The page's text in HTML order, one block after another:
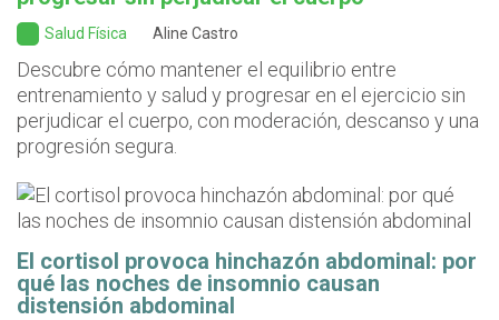
Salud Física Aline Castro
Descubre cómo mantener el equilibrio entre
entrenamiento y salud y progresar en el ejercicio sin
perjudicar el cuerpo, con moderación, descanso y una
progresión segura.
El cortisol provoca hinchazón abdominal: por
qué las noches de insomnio causan
distensión abdominal